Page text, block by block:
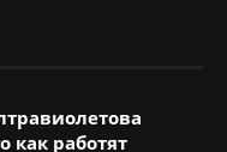
как работят